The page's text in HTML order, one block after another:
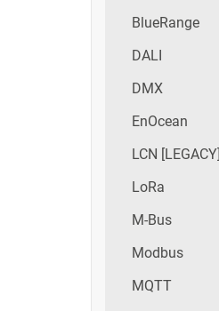
BlueRange
DALI
DMX
EnOcean
LCN [LEGACY]
LoRa
M-Bus
Modbus
MQTT